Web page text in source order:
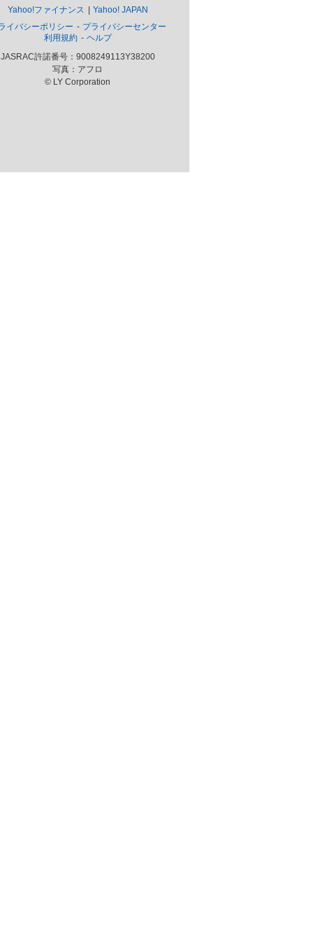
Yahoo!ファイナンス
Yahoo! JAPAN
イバシーポリシー
プライバシーセンター
利用規約
ヘルプ
JASRAC許諾番号：9008249113Y38200
写真：アフロ
© LY Corporation